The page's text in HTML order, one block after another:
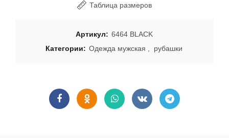
Таблица размеров
Артикул: 6464 BLACK
Категории: Одежда мужская рубашки